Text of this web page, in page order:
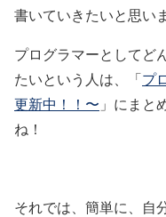
書いていきたいと思い
プログラマーとしてど
たいという人は、「プ
更新中！！〜 」にまと
ね！
それでは、簡単に、自